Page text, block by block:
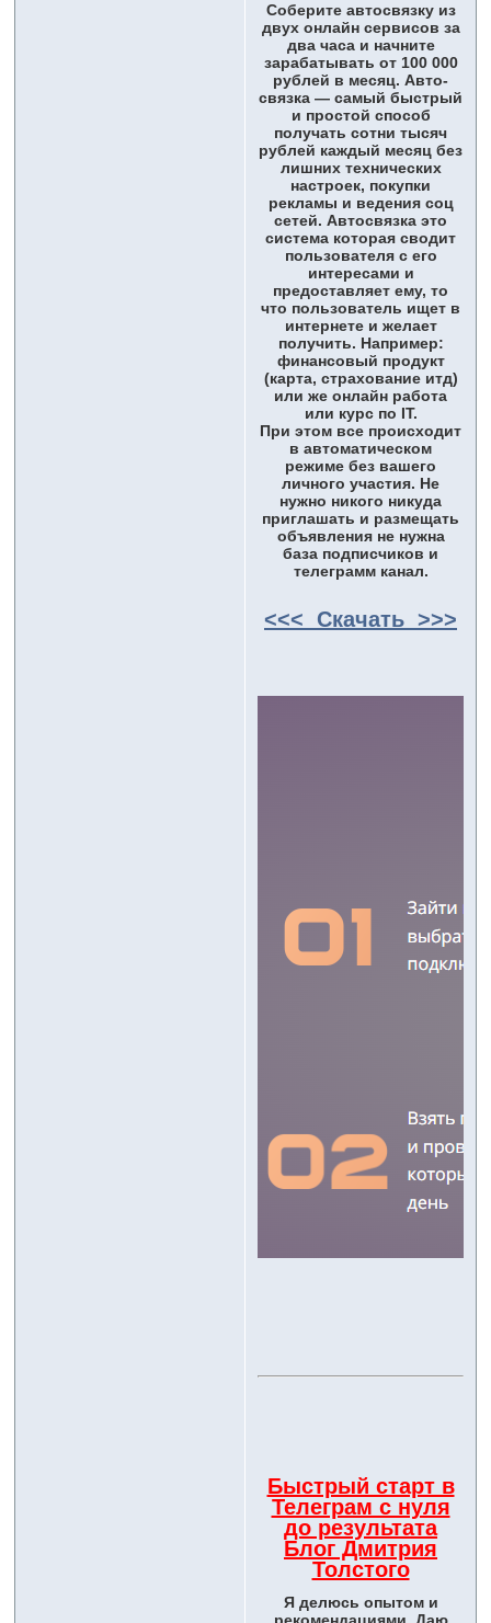
Соберите автосвязку из
двух онлайн сервисов за
два часа и начните
зарабатывать от 100 000
рублей в месяц. Авто-
связка — самый быстрый
и простой способ
получать сотни тысяч
рублей каждый месяц без
лишних технических
настроек, покупки
рекламы и ведения соц
сетей. Автосвязка это
система которая сводит
пользователя с его
интересами и
предоставляет ему, то
что пользователь ищет в
интернете и желает
получить. Например:
финансовый продукт
(карта, страхование итд)
или же онлайн работа
или курс по IT.
При этом все происходит
в автоматическом
режиме без вашего
личного участия. Не
нужно никого никуда
приглашать и размещать
объявления не нужна
база подписчиков и
телеграмм канал.
<<< Скачать >>>
Быстрый старт в
Телеграм с нуля
до результата
Блог Дмитрия
Толстого
Я делюсь опытом и